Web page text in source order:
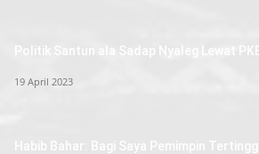
Politik Santun ala Sadap Nyaleg Lewat PKB
19 April 2023
Habib Bahar: Bagi Saya Pemimpin